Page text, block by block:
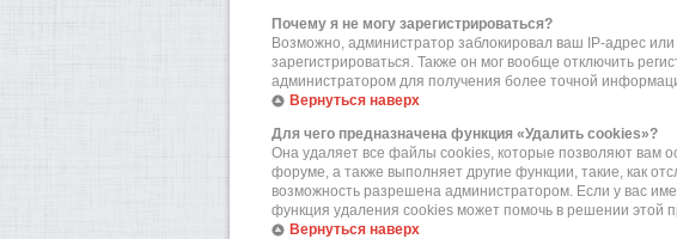
Почему я не могу зарегистрироваться?
Возможно, администратор заблокировал ваш IP-адрес
зарегистрироваться. Также он мог вообще отключить
администратором для получения более точной
Вернуться наверх
Для чего предназначена функция «Удалить cookies»?
Она удаляет все файлы cookies, которые позволяют вам
форуме, а также выполняет другие функции, такие, как
возможность разрешена администратором. Если у вас
функция удаления cookies может помочь в решении этой
Вернуться наверх